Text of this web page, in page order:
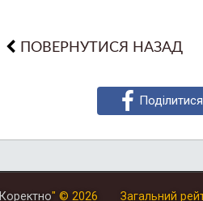
ПОВЕРНУТИСЯ НАЗАД
Поділитися
Коректно" © 2026 Загальний